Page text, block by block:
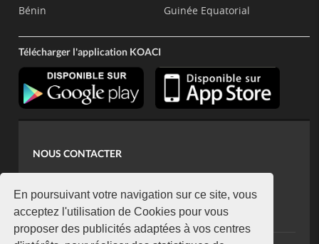
En poursuivant votre navigation sur ce site, vous
acceptez l'utilisation de Cookies pour vous
proposer des publicités adaptées à vos centres
Bénin
Guinée Equatorial
Télécharger l'application KOACI
NOUS CONTACTER
koaci@yahoo.fr
+225 07 08 85 52 93